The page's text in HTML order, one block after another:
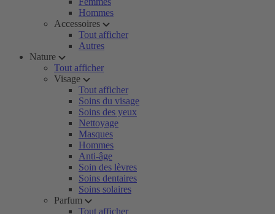
Hommes
Accessoires
Tout afficher
Autres
Nature
Tout afficher
Visage
Tout afficher
Soins du visage
Soins des yeux
Nettoyage
Masques
Hommes
Anti-âge
Soin des lèvres
Soins dentaires
Soins solaires
Parfum
Tout afficher